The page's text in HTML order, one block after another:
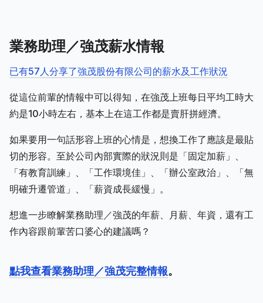
業務助理／強茂薪水情報
已有57人分享了強茂股份有限公司的薪水及工作狀況
從這位前輩的情報中可以得知，在強茂上班每日平均工時大
約是10小時左右，基本上在這工作都是賣肝拼經濟。
如果要用一句話形容上班的心情是，想換工作了應該是最貼
切的形容。至於公司內部實際的狀況則是「固定加薪」、
「有教育訓練」、「工作環境佳」、「辦公室政治」、「無
明確升遷管道」、「薪資成長緩慢」。
想進一步瞭解業務助理／強茂的年薪、月薪、年資，還有工
作內容跟前輩苦口婆心的建議嗎？
點我查看業務助理／強茂完整情報。